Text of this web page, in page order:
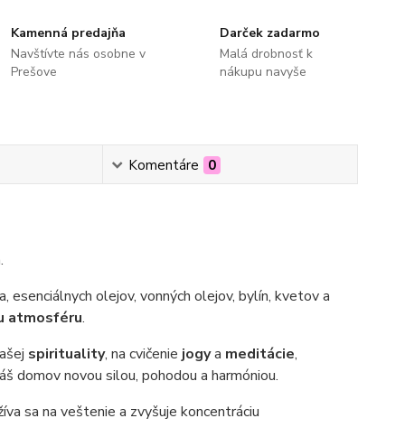
Kamenná predajňa
Navštívte nás osobne v
Prešove
Darček zadarmo
Malá drobnosť k
nákupu navyše
Komentáre 0
esenciálnych olejov, vonných olejov, bylín, kvetov a
atmosféru.
spirituality, na cvičenie jogya meditácie,
domov novou silou, pohodou a harmóniou.
sa na veštenie a zvyšuje koncentráciu